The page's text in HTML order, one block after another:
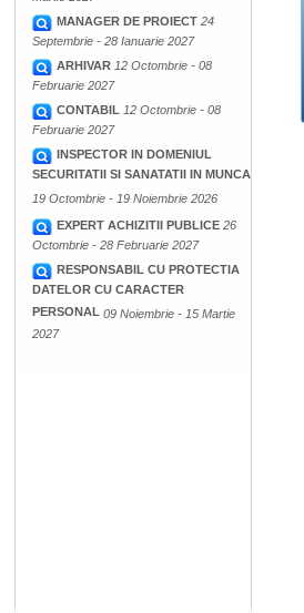
MANAGER DE PROIECT 24
Septembrie - 28 Ianuarie 2027
ARHIVAR 12 Octombrie - 08
Februarie 2027
CONTABIL 12 Octombrie - 08
Februarie 2027
INSPECTOR IN DOMENIUL
SECURITATII SI SANATATII IN MUNCA
19 Octombrie - 19 Noiembrie 2026
EXPERT ACHIZITII PUBLICE 26
Octombrie - 28 Februarie 2027
RESPONSABIL CU PROTECTIA
DATELOR CU CARACTER
PERSONAL 09 Noiembrie - 15 Martie
2027